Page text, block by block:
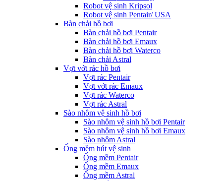
Robot vệ sinh Kripsol
Robot vệ sinh Pentair/ USA
Bàn chải hồ bơi
Bàn chải hồ bơi Pentair
Bàn chải hồ bơi Emaux
Bàn chải hồ bơi Waterco
Bàn chải Astral
Vợt vớt rác hồ bơi
Vợt rác Pentair
Vợt vớt rác Emaux
Vợt rác Waterco
Vợt rác Astral
Sào nhôm vệ sinh hồ bơi
Sào nhôm vệ sinh hồ bơi Pentair
Sào nhôm vệ sinh hồ bơi Emaux
Sào nhôm Astral
Ống mềm hút vệ sinh
Ống mềm Pentair
Ống mềm Emaux
Ống mềm Astral